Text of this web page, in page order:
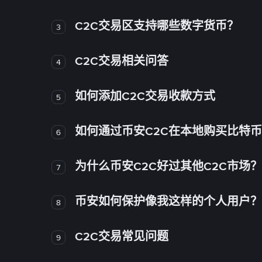
3 C2C交易区支持哪些数字货币？
4 C2C交易相关问答
5 如何添加C2C交易收款方式
6 如何通过币安C2C在本地购买比特
7 为什么币安C2C好过其他C2C市场？
8 币安如何保护像我这样的个人用户？
9 C2C交易常见问题